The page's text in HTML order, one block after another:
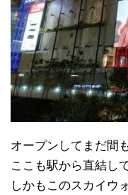
オープンしてまだ間
ここも駅から直結し
しかもこのスカイウ